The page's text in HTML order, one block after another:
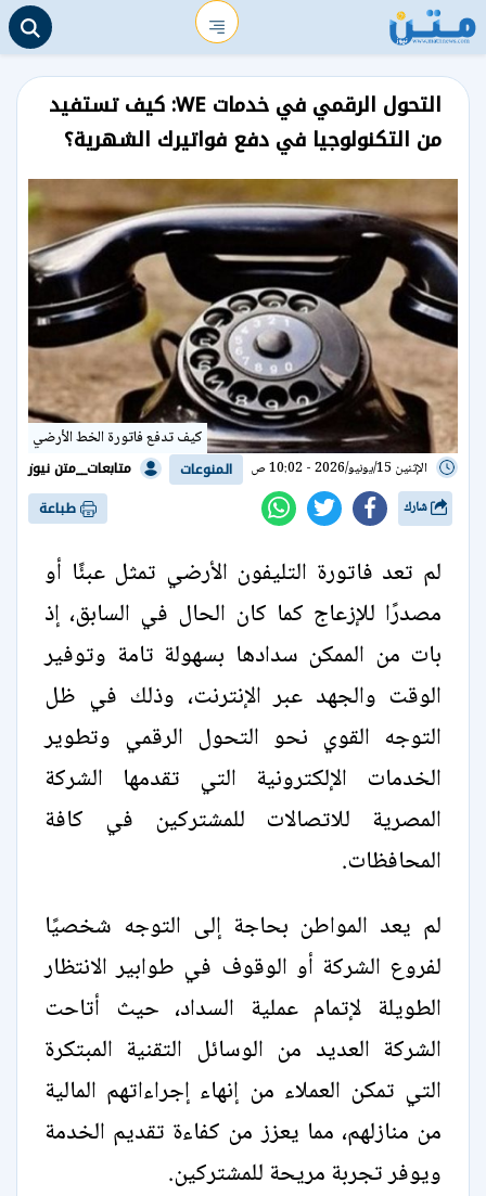
التحول الرقمي في خدمات WE: كيف تستفيد
من التكنولوجيا في دفع فواتيرك الشهرية؟
كيف تدفع فاتورة الخط الأرضي
الإثنين 15/يونيو/2026 - 10:02 ص المنوعات متابعات__متن نيوز
طباعة
لم تعد فاتورة التليفون الأرضي تمثل عبئًا أو
مصدرًا للإزعاج كما كان الحال في السابق، إذ
بات من الممكن سدادها بسهولة تامة وتوفير
الوقت والجهد عبر الإنترنت، وذلك في ظل
التوجه القوي نحو التحول الرقمي وتطوير
الخدمات الإلكترونية التي تقدمها الشركة
المصرية للاتصالات للمشتركين في كافة
المحافظات.
لم يعد المواطن بحاجة إلى التوجه شخصيًا
لفروع الشركة أو الوقوف في طوابير الانتظار
الطويلة لإتمام عملية السداد، حيث أتاحت
الشركة العديد من الوسائل التقنية المبتكرة
التي تمكن العملاء من إنهاء إجراءاتهم المالية
من منازلهم، مما يعزز من كفاءة تقديم الخدمة
ويوفر تجربة مريحة للمشتركين.